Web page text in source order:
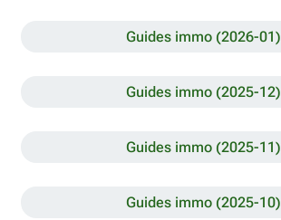
Guides immo (2026-01)
Guides immo (2025-12)
Guides immo (2025-11)
Guides immo (2025-10)